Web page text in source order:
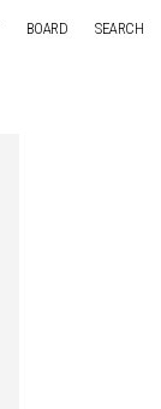
BOARD SEARCH